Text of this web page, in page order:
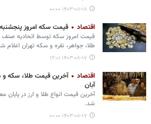
۱۴۰۳-۰۸-۱۸ ۰۰:۰۰
اقتصاد قیمت سکه امروز پنجشنبه ۱۷ آبان ۱۴۰۳
قیمت امروز سکه توسط اتحادیه صنف
طلا، جواهر، نقره و سکه تهران اعلام
۱۴۰۳-۰۸-۱۷ ۱۲:۰۱
اقتصاد
آبان
آخرین قیمت انواع طلا و ارز در پایان
شد.
۱۴۰۳-۰۸-۱۷ ۰۰:۰۰